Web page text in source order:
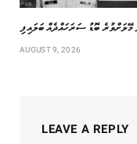
AUGUST 9, 2026
LEAVE A REPLY